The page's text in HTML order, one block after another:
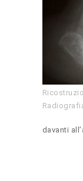
davanti